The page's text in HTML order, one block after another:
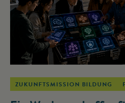
ZUKUNFTSMISSION BILDUNG